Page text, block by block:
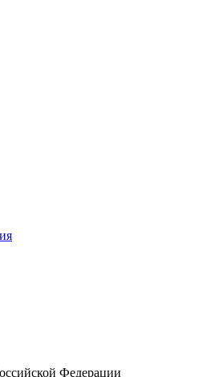
Федерации